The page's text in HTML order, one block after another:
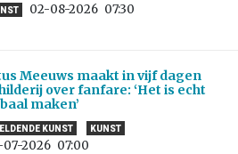
02-08-2026 07:30
Meeuws maakt in vijf dagen
over fanfare: ‘Het is echt
maken’
KUNST KUNST
07-2026 07:00